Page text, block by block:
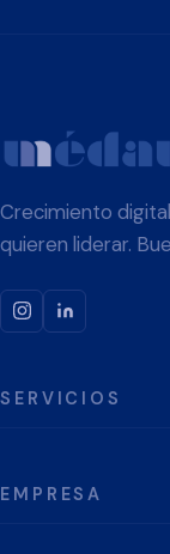
Crecimiento
quieren liderar.
SERVICIOS
EMPRESA